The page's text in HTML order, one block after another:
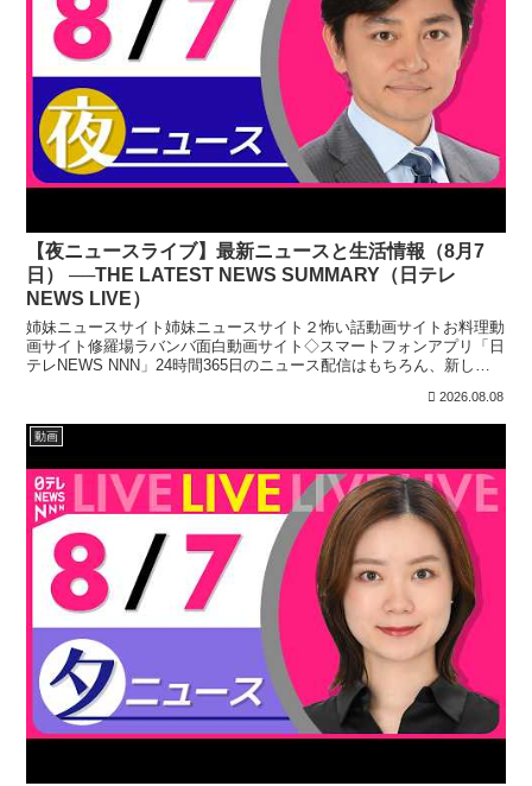
【夜ニュースライブ】最新ニュースと生活情報（8月7
日） ──THE LATEST NEWS SUMMARY（日テレ
NEWS LIVE）
姉妹ニュースサイト姉妹ニュースサイト２怖い話動画サイトお料理動
画サイト修羅場ラバンバ面白動画サイト◇スマートフォンアプリ「日
テレNEWS NNN」24時間365日のニュース配信はもちろん、新しく
2026.08.08
動画